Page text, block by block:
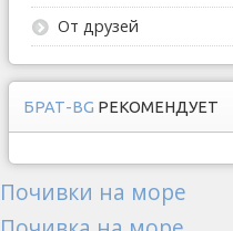
От друзей
БРАТ-BG РЕКОМЕНДУЕТ
Почивки на море